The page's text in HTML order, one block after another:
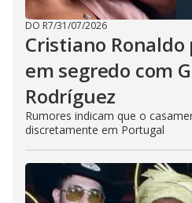
DO R7/31/07/2026
Cristiano Ronaldo
em segredo com
Rodríguez
Rumores indicam que o
discretamente em Portugal